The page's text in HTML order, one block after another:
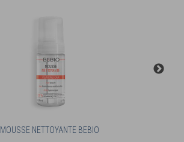
MOUSSE NETTOYANTE BEBIO